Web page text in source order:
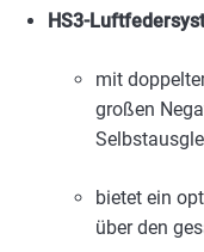
HS3-
mit
großen
bietet ein
über den